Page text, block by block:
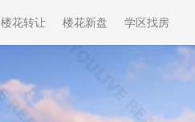
楼花转让 楼花新盘 学区找房